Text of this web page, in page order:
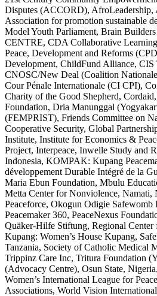
Disputes (ACCORD), AfroLeadership,
Association for promotion sustainable
Model Youth Parliament, Brain
CENTRE, CDA Collaborative
Peace, Development and Reforms
Development, ChildFund Alliance,
CNOSC/New Deal (Coalition
Cour Pénale Internationale (CI CPI),
Charity of the Good Shepherd,
Foundation, Dria Manunggal
(FEMPRIST), Friends Committee on
Cooperative Security, Global
Institute, Institute for Economics &
Project, Interpeace, Inwelle Study and
Indonesia, KOMPAK: Kupang
développement Durable Intégré de la
Maria Ebun Foundation, Mbulu
Metta Center for Nonviolence,
Peaceforce, Okogun Odigie
Peacemaker 360, PeaceNexus
Quäker-Hilfe Stiftung, Regional
Kupang: Women’s House Kupang,
Tanzania, Society of Catholic Medical
Trippinz Care Inc, Tritura Foundation
(Advocacy Centre), Osun State,
Women’s International League for
Associations, World Vision